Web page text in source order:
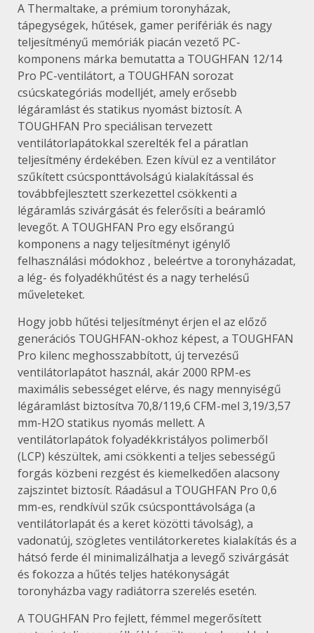
A Thermaltake, a prémium toronyházak,
tápegységek, hűtések, gamer perifériák és nagy
teljesítményű memóriák piacán vezető PC-
komponens márka bemutatta a TOUGHFAN 12/14
Pro PC-ventilátort, a TOUGHFAN sorozat
csúcskategóriás modelljét, amely erősebb
légáramlást és statikus nyomást biztosít. A
TOUGHFAN Pro speciálisan tervezett
ventilátorlapátokkal szerelték fel a páratlan
teljesítmény érdekében. Ezen kívül ez a ventilátor
szűkített csúcsponttávolságú kialakítással és
továbbfejlesztett szerkezettel csökkenti a
légáramlás szivárgását és felerősíti a beáramló
levegőt. A TOUGHFAN Pro egy elsőrangú
komponens a nagy teljesítményt igénylő
felhasználási módokhoz , beleértve a toronyházadat,
a lég- és folyadékhűtést és a nagy terhelésű
műveleteket.
Hogy jobb hűtési teljesítményt érjen el az előző
generációs TOUGHFAN-okhoz képest, a TOUGHFAN
Pro kilenc meghosszabbított, új tervezésű
ventilátorlapátot használ, akár 2000 RPM-es
maximális sebességet elérve, és nagy mennyiségű
légáramlást biztosítva 70,8/119,6 CFM-mel 3,19/3,57
mm-H2O statikus nyomás mellett. A
ventilátorlapátok folyadékkristályos polimerből
(LCP) készültek, ami csökkenti a teljes sebességű
forgás közbeni rezgést és kiemelkedően alacsony
zajszintet biztosít. Ráadásul a TOUGHFAN Pro 0,6
mm-es, rendkívül szűk csúcsponttávolsága (a
ventilátorlapát és a keret közötti távolság), a
vadonatúj, szögletes ventilátorkeretes kialakítás és a
hátsó ferde él minimalizálhatja a levegő szivárgását
és fokozza a hűtés teljes hatékonyságát
toronyházba vagy radiátorra szerelés esetén.
A TOUGHFAN Pro fejlett, fémmel megerősített